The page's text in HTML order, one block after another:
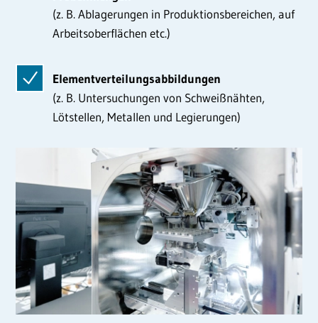
(z. B. Ablagerungen in Produktionsbereichen, auf
Arbeitsoberflächen etc.)
Elementverteilungsabbildungen
(z. B. Untersuchungen von Schweißnähten,
Lötstellen, Metallen und Legierungen)